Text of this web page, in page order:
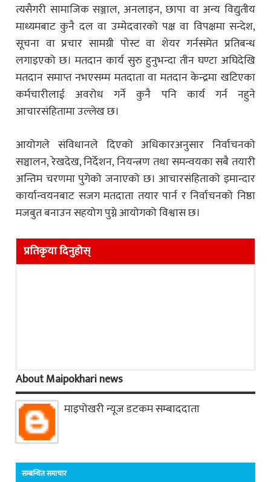
त्यसैगरी सामाजिक सञ्जाल, अनलाइन, छापा वा अन्य विद्युतीय
माध्यमबाट कुनै दल वा उम्मेदवारको पक्ष वा विपक्षमा सन्देश,
सूचना वा प्रचार सामग्री पोस्ट वा शेयर गर्नसमेत प्रतिबन्ध
लगाइएको छ। मतदान कार्य सुरु हुनुभन्दा तीन घण्टा अघिदेखि
मतदान समाप्त नभएसम्म मतदाता वा मतदान केन्द्रमा खटिएका
कर्मचारीलाई अवरोध गर्ने कुनै पनि कार्य गर्न नहुने
आचारसंहितामा उल्लेख छ।
आयोगले संविधानले दिएको अधिकारअनुसार निर्वाचनको
सञ्चालन, रेखदेख, निर्देशन, नियन्त्रण तथा समन्वयका सबै तयारी
अन्तिम चरणमा पुगेको जनाएको छ। आचारसंहिताको इमान्दार
कार्यान्वयनबाट सजग मतदाता तयार पार्न र निर्वाचनको निष्ठा
मजबुत बनाउन सहयोग पुग्ने आयोगको विश्वास छ।
प्रतिकृया दिनुहोस्
About Maipokhari news
माइपोखरी न्यूज डटकम सम्बाददाता
सम्बन्धित समाचार